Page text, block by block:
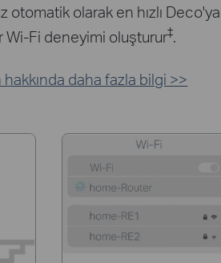
olarak en hızlı
Wi-Fi deneyimi oluşturur‡.
daha fazla bilgi >>